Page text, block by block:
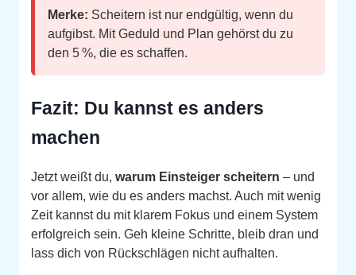
Merke: Scheitern ist nur endgültig, wenn du
aufgibst. Mit Geduld und Plan gehörst du zu
den 5 %, die es schaffen.
Fazit: Du kannst es anders
machen
Jetzt weißt du,warum Einsteiger scheitern – und
vor allem, wie du es anders machst. Auch mit wenig
Zeit kannst du mit klarem Fokus und einem System
erfolgreich sein. Geh kleine Schritte, bleib dran und
lass dich von Rückschlägen nicht aufhalten.